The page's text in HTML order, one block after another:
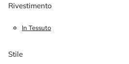
Rivestimento
In Tessuto
Stile